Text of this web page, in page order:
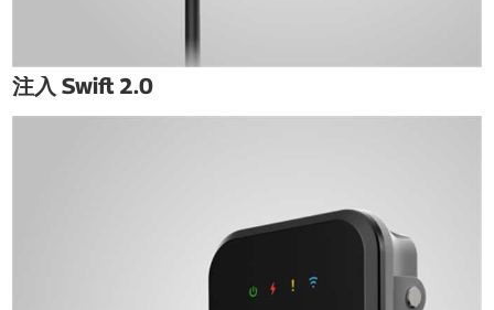
注入 Swift 2.0